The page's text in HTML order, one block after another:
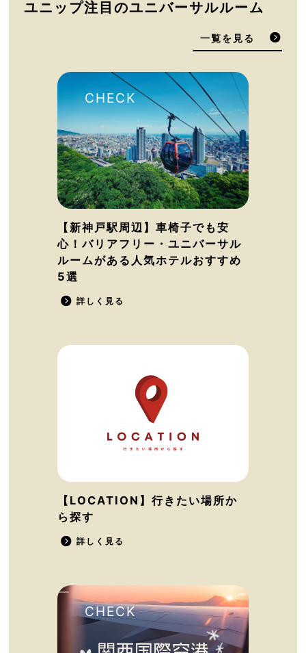
ユニップ注目のユニバーサルルーム
一覧を見る
【新神戸駅周辺】車椅子でも安
心！バリアフリー・ユニバーサル
ルームがある人気ホテルおすすめ
5選
詳しく見る
【LOCATION】行きたい場所か
ら探す
詳しく見る